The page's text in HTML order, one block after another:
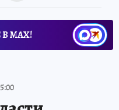
МАХ!